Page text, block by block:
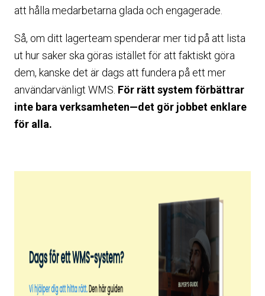
att hålla medarbetarna glada och engagerade.
Så, om ditt lagerteam spenderar mer tid på att lista
ut hur saker ska göras istället för att faktiskt göra
dem, kanske det är dags att fundera på ett mer
användarvänligt WMS. För rätt system förbättrar
inte bara verksamheten—det gör jobbet enklare
för alla.